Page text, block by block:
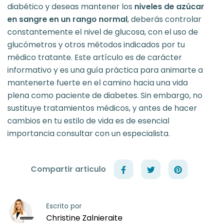
diabético y deseas mantener los niveles de azúcar
en sangre en un rango normal, deberás controlar
constantemente el nivel de glucosa, con el uso de
glucómetros y otros métodos indicados por tu
médico tratante. Este artículo es de carácter
informativo y es una guía práctica para animarte a
mantenerte fuerte en el camino hacia una vida
plena como paciente de diabetes. Sin embargo, no
sustituye tratamientos médicos, y antes de hacer
cambios en tu estilo de vida es de esencial
importancia consultar con un especialista.
Compartir articulo
Escrito por
Christine Zalnieraite